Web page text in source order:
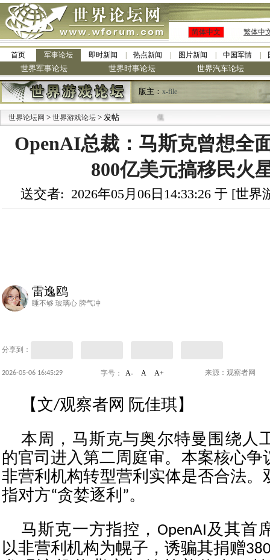
简体中文 繁体中
首页 军事论坛 即时新闻 热点新闻 图片新闻 中国军情
世界军事论坛 世界时事论坛 世界汽车论坛
版主： x-file
世界论坛网 > 世界游戏论坛 > 发帖
OpenAI总裁：马斯克曾想全
800亿美元搞移民火
送交者: 2026年05月06日14:33:26 于 [世
雷逸鸥
睡不够 玻璃心 脾气冲
分享到：
2026-05-06 16:45:29 字号： A- A A+ 来源：观察者网
【文/观察者网 阮佳琪】
本周，马斯克与奥尔特曼围绕人
的官司进入第二周庭审。本案核心争
非营利机构转型营利实体是否合法。
指对方“贪婪逐利”。
马斯克一方指控，OpenAI及其首
以非营利机构为幌子，诱骗其捐赠